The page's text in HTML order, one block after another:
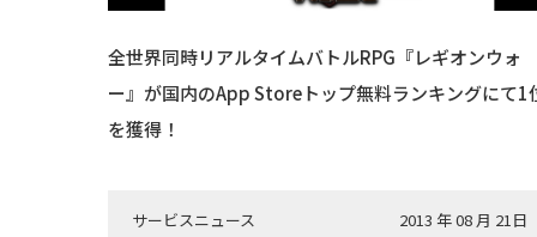
全世界同時リアルタイムバトルRPG『レギオンウォ
ー』が国内のApp Storeトップ無料ランキングにて1
を獲得！
サービスニュース 2013 年 08 月 21日